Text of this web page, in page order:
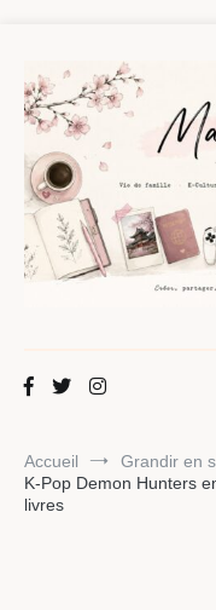
contenu
Maman Chou
Accueil
Grandir en
K-Pop Demon Hunters
livres